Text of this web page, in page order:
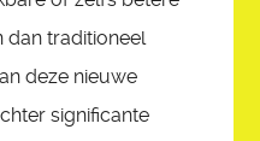
dan traditioneel
deze nieuwe
significante